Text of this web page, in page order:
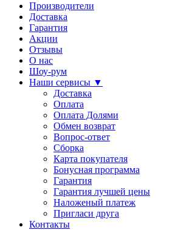
Производители
Доставка
Гарантия
Акции
Отзывы
О нас
Шоу-рум
Наши сервисы ▼
Доставка
Оплата
Оплата Долями
Обмен возврат
Вопрос-ответ
Сборка
Карта покупателя
Бонусная программа
Гарантия
Гарантия лучшей цены
Наложеный платеж
Пригласи друга
Контакты